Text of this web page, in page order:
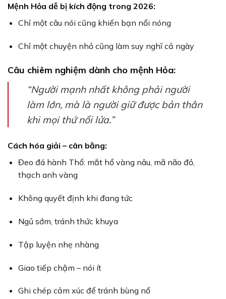
Mệnh Hỏa dễ bị kích động trong 2026:
Chỉ một câu nói cũng khiến bạn nổi nóng
Chỉ một chuyện nhỏ cũng làm suy nghĩ cả ngày
Câu chiêm nghiệm dành cho mệnh Hỏa:
“Người mạnh nhất không phải người
làm lớn, mà là người giữ được bản thân
khi mọi thứ nổi lửa.”
Cách hóa giải – cân bằng:
Đeo đá hành Thổ: mắt hổ vàng nâu, mã não đỏ,
thạch anh vàng
Không quyết định khi đang tức
Ngủ sớm, tránh thức khuya
Tập luyện nhẹ nhàng
Giao tiếp chậm – nói ít
Ghi chép cảm xúc để tránh bùng nổ